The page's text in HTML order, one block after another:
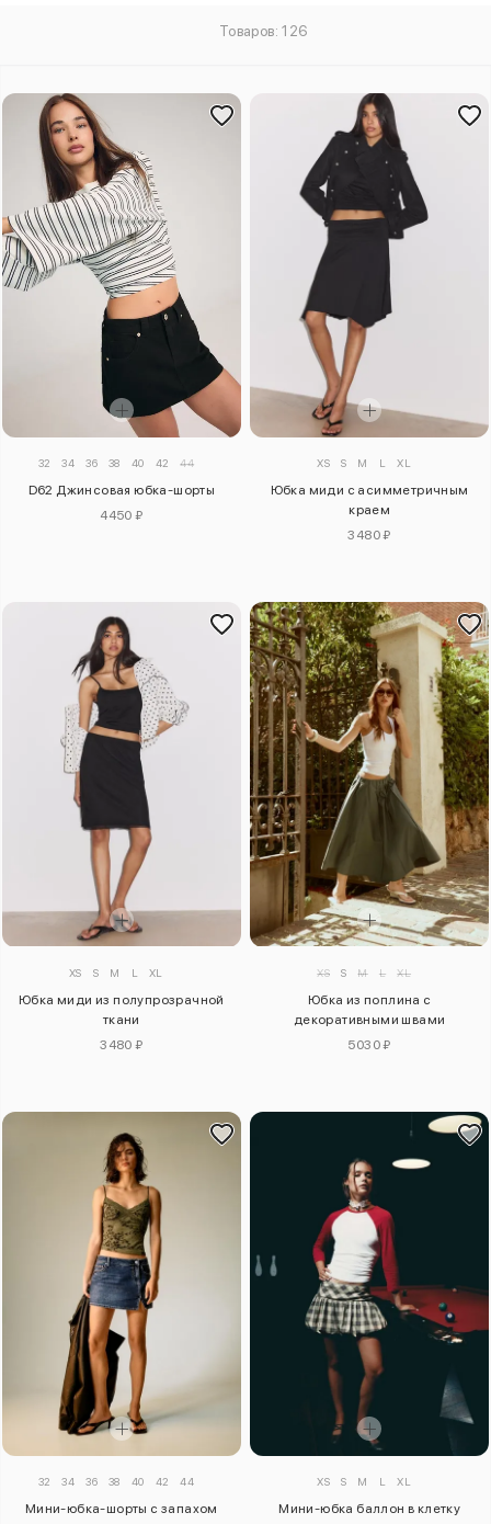
Товаров: 126
32 34 36 38 40 42 44
D62 Джинсовая юбка-шорты
4450 ₽
XS S M L XL
Юбка миди с асимметричным
краем
3480 ₽
XS S M L XL
Юбка миди из полупрозрачной
ткани
3480 ₽
XS S M L XL
Юбка из поплина с
декоративными швами
5030 ₽
32 34 36 38 40 42 44
Мини-юбка-шорты с запахом
XS S M L XL
Мини-юбка баллон в клетку